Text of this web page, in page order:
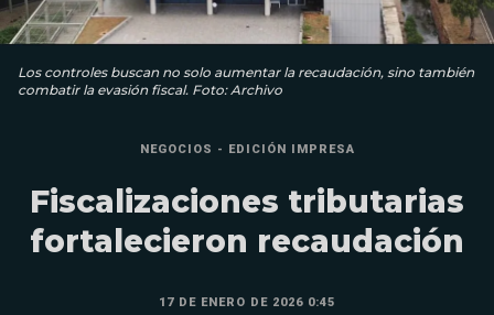
Los controles buscan no solo aumentar la recaudación, sino también
combatir la evasión fiscal. Foto: Archivo
NEGOCIOS - EDICIÓN IMPRESA
Fiscalizaciones tributarias
fortalecieron recaudación
17 DE ENERO DE 2026 0:45